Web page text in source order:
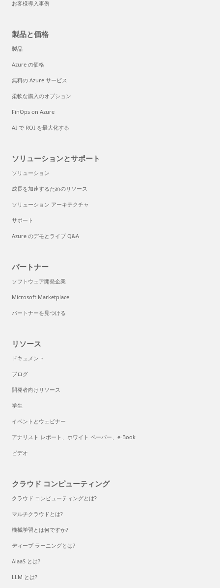
お客様導入事例
製品と価格
製品
Azure の価格
無料の Azure サービス
柔軟な購入のオプション
FinOps on Azure
AI で ROI を最大化する
ソリューションとサポート
ソリューション
成長を加速するためのリソース
ソリューション アーキテクチャ
サポート
Azure のデモとライブ Q&A
パートナー
ソフトウェア開発企業
Microsoft Marketplace
パートナーを見つける
リソース
ドキュメント
ブログ
開発者向けリソース
学生
イベントとウェビナー
アナリスト レポート、ホワイト ペーパー、e-Book
ビデオ
クラウド コンピューティング
クラウド コンピューティングとは?
マルチクラウドとは?
機械学習とは何ですか?
ディープ ラーニングとは?
AlaaS とは?
LLM とは?